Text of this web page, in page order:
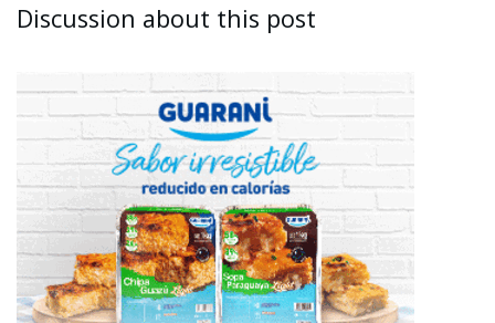
Discussion about this post